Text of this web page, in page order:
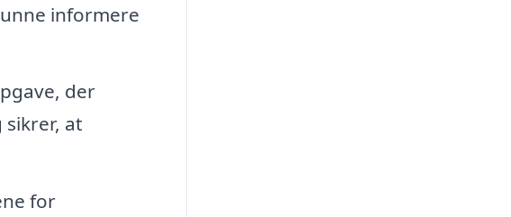
informere
der
at
for